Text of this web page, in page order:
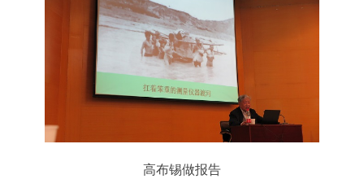
高布锡做报告